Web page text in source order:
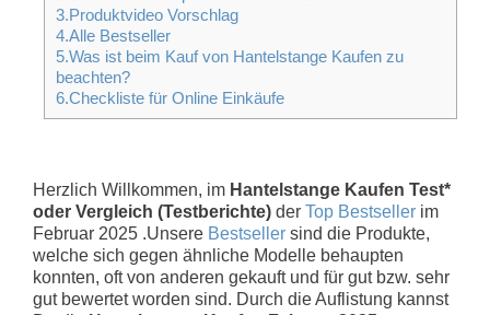
3.Produktvideo Vorschlag
4.Alle Bestseller
5.Was ist beim Kauf von Hantelstange Kaufen zu
beachten?
6.Checkliste für Online Einkäufe
Herzlich Willkommen, im Hantelstange Kaufen Test*
oder Vergleich (Testberichte) der Top Bestseller im
Februar 2025 .Unsere Bestseller sind die Produkte,
welche sich gegen ähnliche Modelle behaupten
konnten, oft von anderen gekauft und für gut bzw. sehr
gut bewertet worden sind. Durch die Auflistung kannst